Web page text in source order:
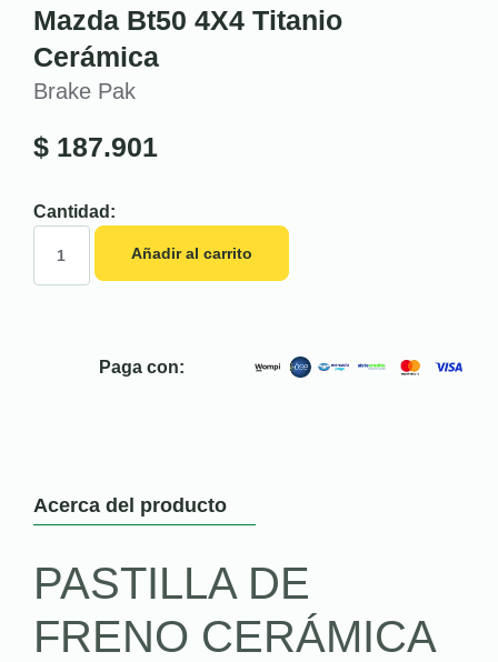
Mazda Bt50 4X4 Titanio
Cerámica
Brake Pak
$ 187.901
Cantidad:
Añadir al carrito
Paga con:
Acerca del producto
PASTILLA DE
FRENO CERÁMICA